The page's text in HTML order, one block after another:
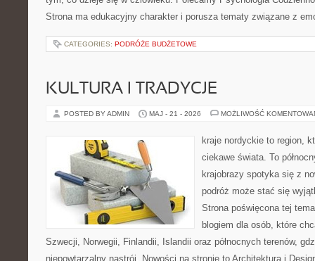
Strona ma edukacyjny charakter i porusza tematy związane z
CATEGORIES: PODRÓŻE BUDŻETOWE
KULTURA I TRADYCJE
POSTED BY ADMIN MAJ - 21 - 2026 MOŻLIWOŚĆ
kraje nordyckie to region,
ciekawe świata. To
krajobrazy spotyka się z
podróż może stać się
Strona poświęcona tej
blogiem dla osób, które
Szwecji, Norwegii, Finlandii, Islandii oraz północnych terenów,
niepowtarzalny nastrój. Nowości na stronie to Architektura i